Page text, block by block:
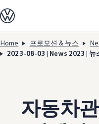
Skip to
main
Skip
to
ID. 모델
충전
ID. Technology
폭스바겐
ID. Sound
지속 가능성
ID. 라이프
Home 프로모션 & 뉴스
2023-08-03 | News 2023 |
자동차